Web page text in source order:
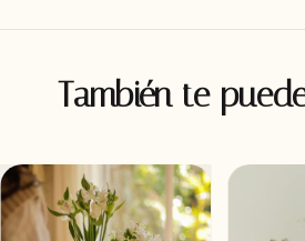
También te